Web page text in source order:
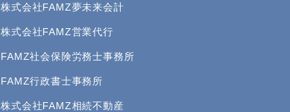
株式会社FAMZ夢未来会計
株式会社FAMZ営業代行
FAMZ社会保険労務士事務所
FAMZ行政書士事務所
株式会社FAMZ相続不動産